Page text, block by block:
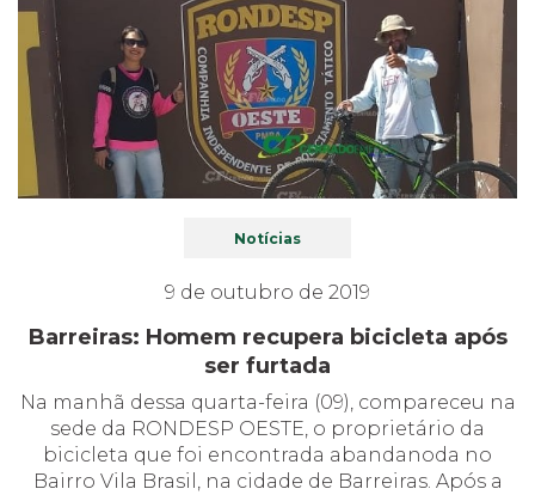
Notícias
9 de outubro de 2019
Barreiras: Homem recupera bicicleta após
ser furtada
Na manhã dessa quarta-feira (09), compareceu na
sede da RONDESP OESTE, o proprietário da
bicicleta que foi encontrada abandanoda no
Bairro Vila Brasil, na cidade de Barreiras. Após a